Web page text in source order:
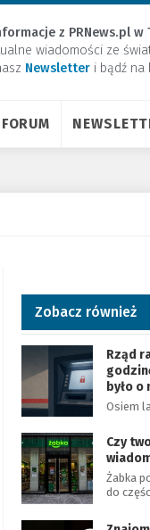
z PRNews.pl w
wiadomości ze
Newsletter ​i bądź na
FORUM
Zobacz również
Rząd
było o
Osiem
Czy
Żabka
do